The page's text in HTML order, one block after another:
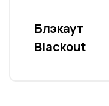
Блэкаут
Blackout